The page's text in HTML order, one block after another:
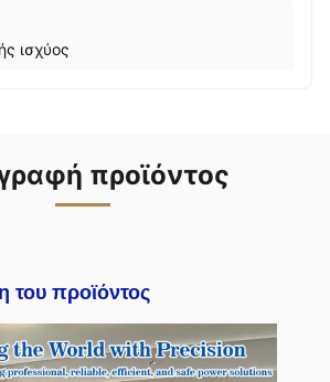
ισχύος
προϊόντος
του προϊόντος